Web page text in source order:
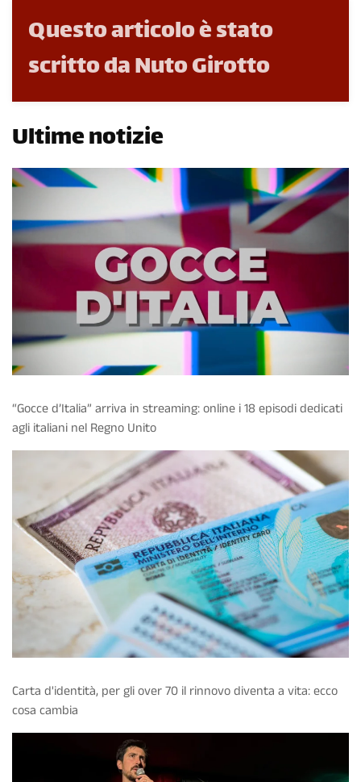
Questo articolo è stato
scritto da Nuto Girotto
Ultime notizie
“Gocce d’Italia” arriva in streaming: online i 18 episodi dedicati
agli italiani nel Regno Unito
Carta d'identità, per gli over 70 il rinnovo diventa a vita: ecco
cosa cambia